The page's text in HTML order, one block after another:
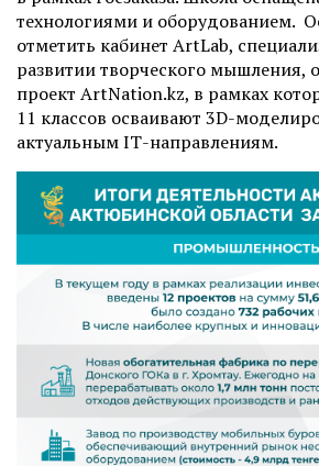
технологиями и оборудованием.
отметить кабинет ArtLab,
развитии творческого мышления,
проект ArtNation.kz, в рамках
11 классов осваивают 3D-
актуальным ІТ-направлениям.